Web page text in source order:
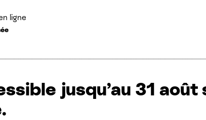
ligne
jusqu’au 31 août